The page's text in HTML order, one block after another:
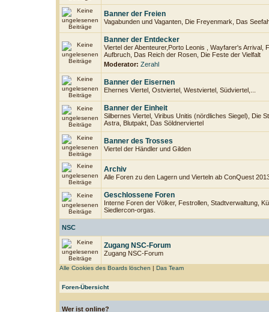
Banner der Freien
Vagabunden und Vaganten, Die Freyenmark, Das
Banner der Entdecker
Viertel der Abenteurer,Porto Leonis , Wayfarer's Arrival,
Aufbruch, Das Reich der Rosen, Die Feste der Vielfalt
Moderator: Zerahl
Banner der Eisernen
Ehernes Viertel, Ostviertel, Westviertel, Südviertel,...
Banner der Einheit
Silbernes Viertel, Viribus Unitis (nördliches Siegel), Die
Astra, Blutpakt, Das Söldnerviertel
Banner des Trosses
Viertel der Händler und Gilden
Archiv
Alle Foren zu den Lagern und Vierteln ab ConQuest
Geschlossene Foren
Interne Foren der Völker, Festrollen, Stadtverwaltung,
Siedlercon-orgas.
NSC
Zugang NSC-Forum
Zugang NSC-Forum
Alle Cookies des Boards löschen | Das Team
Foren-Übersicht
Wer ist online?